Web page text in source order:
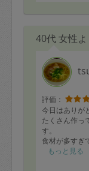
40代 女性よ
評価：
今日はありが
たくさん作っ
す。
食材が多すぎ
方や量の目
もっと見る